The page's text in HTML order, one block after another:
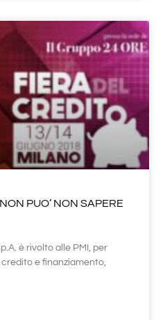
PUO’ NON SAPERE
è rivolto alle PMI, per
e finanziamento,